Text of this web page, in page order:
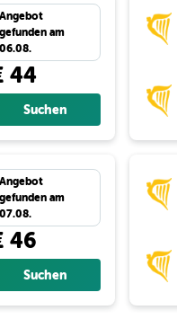
Angebot
gefunden am
06.08.
44
Suchen
Angebot
gefunden am
07.08.
46
Suchen